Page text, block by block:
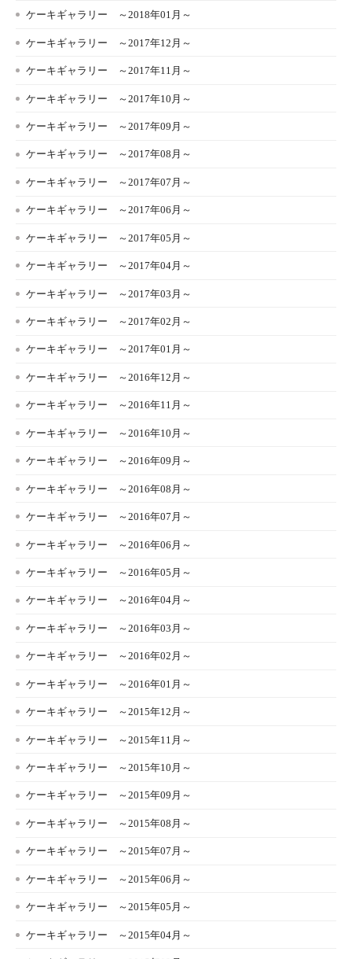
ケーキギャラリー ～2018年01月～
ケーキギャラリー ～2017年12月～
ケーキギャラリー ～2017年11月～
ケーキギャラリー ～2017年10月～
ケーキギャラリー ～2017年09月～
ケーキギャラリー ～2017年08月～
ケーキギャラリー ～2017年07月～
ケーキギャラリー ～2017年06月～
ケーキギャラリー ～2017年05月～
ケーキギャラリー ～2017年04月～
ケーキギャラリー ～2017年03月～
ケーキギャラリー ～2017年02月～
ケーキギャラリー ～2017年01月～
ケーキギャラリー ～2016年12月～
ケーキギャラリー ～2016年11月～
ケーキギャラリー ～2016年10月～
ケーキギャラリー ～2016年09月～
ケーキギャラリー ～2016年08月～
ケーキギャラリー ～2016年07月～
ケーキギャラリー ～2016年06月～
ケーキギャラリー ～2016年05月～
ケーキギャラリー ～2016年04月～
ケーキギャラリー ～2016年03月～
ケーキギャラリー ～2016年02月～
ケーキギャラリー ～2016年01月～
ケーキギャラリー ～2015年12月～
ケーキギャラリー ～2015年11月～
ケーキギャラリー ～2015年10月～
ケーキギャラリー ～2015年09月～
ケーキギャラリー ～2015年08月～
ケーキギャラリー ～2015年07月～
ケーキギャラリー ～2015年06月～
ケーキギャラリー ～2015年05月～
ケーキギャラリー ～2015年04月～